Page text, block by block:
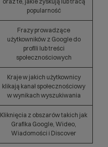
popularność
Frazy prowadzące
użytkowników z Google do
profili lub treści
społecznościowych
Kraje w jakich użytkownicy
klikają kanał społecznościowy
w wynikach wyszukiwania
Kliknięcia z obszarów takich jak
Grafika Google, Wideo,
Wiadomości i Discover